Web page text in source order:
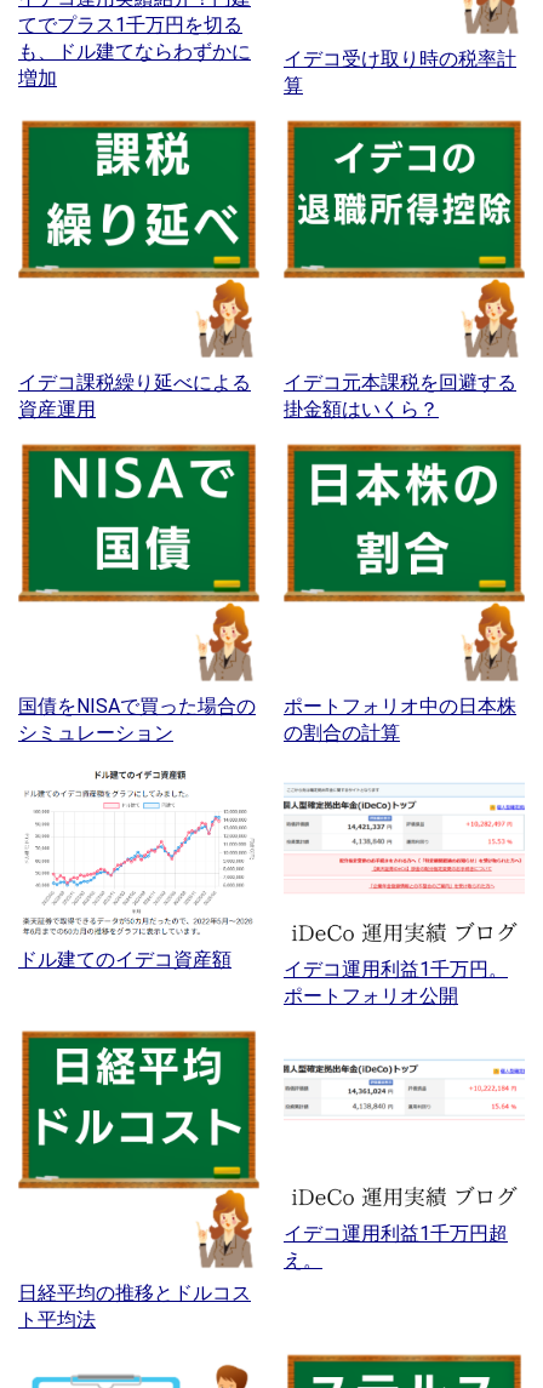
てでプラス1千万円を切る
も、ドル建てならわずかに
増加
イデコ受け取り時の税率計
算
イデコ課税繰り延べによる
資産運用
イデコ元本課税を回避する
掛金額はいくら？
国債をNISAで買った場合の
シミュレーション
ポートフォリオ中の日本株
の割合の計算
ドル建てのイデコ資産額
イデコ運用利益1千万円。
ポートフォリオ公開
日経平均の推移とドルコス
ト平均法
イデコ運用利益1千万円超
え。